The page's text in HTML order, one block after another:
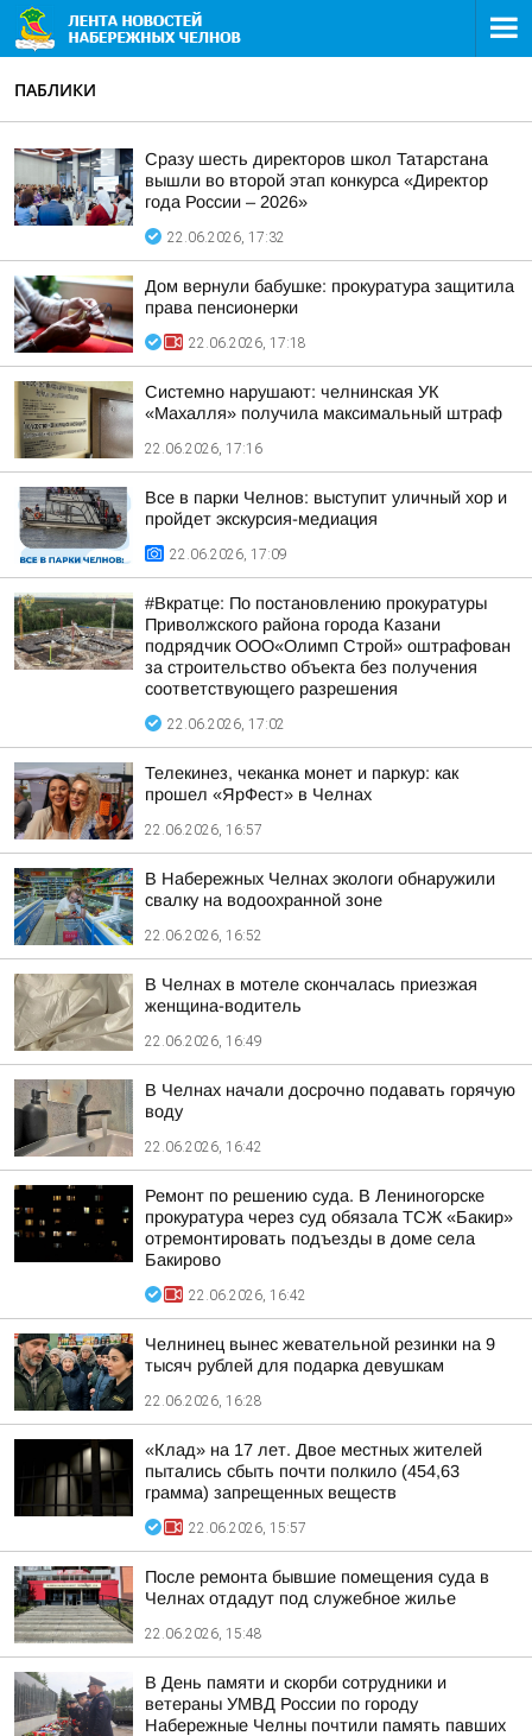
ПАБЛИКИ
Сразу шесть директоров школ Татарстана
вышли во второй этап конкурса «Директор
года России – 2026»
22.06.2026, 17:32
Дом вернули бабушке: прокуратура защитила
права пенсионерки
22.06.2026, 17:18
Системно нарушают: челнинская УК
«Махалля» получила максимальный штраф
22.06.2026, 17:16
Все в парки Челнов: выступит уличный хор и
пройдет экскурсия-медиация
22.06.2026, 17:09
#Вкратце: По постановлению прокуратуры
Приволжского района города Казани
подрядчик ООО«Олимп Строй» оштрафован
за строительство объекта без получения
соответствующего разрешения
22.06.2026, 17:02
Телекинез, чеканка монет и паркур: как
прошел «ЯрФест» в Челнах
22.06.2026, 16:57
В Набережных Челнах экологи обнаружили
свалку на водоохранной зоне
22.06.2026, 16:52
В Челнах в мотеле скончалась приезжая
женщина-водитель
22.06.2026, 16:49
В Челнах начали досрочно подавать горячую
воду
22.06.2026, 16:42
Ремонт по решению суда. В Лениногорске
прокуратура через суд обязала ТСЖ «Бакир»
отремонтировать подъезды в доме села
Бакирово
22.06.2026, 16:42
Челнинец вынес жевательной резинки на 9
тысяч рублей для подарка девушкам
22.06.2026, 16:28
«Клад» на 17 лет. Двое местных жителей
пытались сбыть почти полкило (454,63
грамма) запрещенных веществ
22.06.2026, 15:57
После ремонта бывшие помещения суда в
Челнах отдадут под служебное жилье
22.06.2026, 15:48
В День памяти и скорби сотрудники и
ветераны УМВД России по городу
Набережные Челны почтили память павших